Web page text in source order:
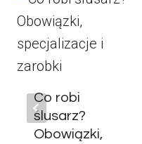
Co robi
ślusarz?
Obowiązki,